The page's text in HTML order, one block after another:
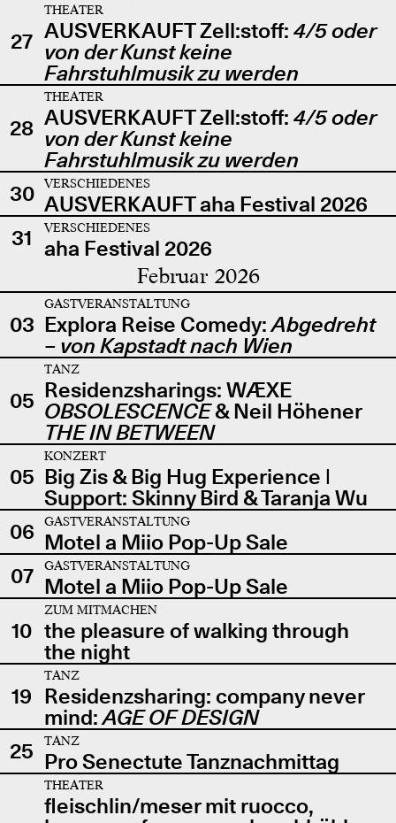
27
THEATER
AUSVERKAUFT Zell:stoff: 4/5 oder
von der Kunst keine
Fahrstuhlmusik zu werden
28
THEATER
AUSVERKAUFT Zell:stoff: 4/5 oder
von der Kunst keine
Fahrstuhlmusik zu werden
30
VERSCHIEDENES
AUSVERKAUFT aha Festival 2026
31
VERSCHIEDENES
aha Festival 2026
Februar 2026
03
GASTVERANSTALTUNG
Explora Reise Comedy:Abgedreht
– von Kapstadt nach Wien
05
TANZ
Residenzsharings: WÆXE
OBSOLESCENCE& Neil Höhener
THE IN BETWEEN
05
KONZERT
Big Zis & Big Hug Experience |
Support: Skinny Bird & Taranja Wu
06
GASTVERANSTALTUNG
Motel a Miio Pop-Up Sale
07
GASTVERANSTALTUNG
Motel a Miio Pop-Up Sale
10
ZUM MITMACHEN
the pleasure of walking through
the night
19
TANZ
Residenzsharing: company never
mind:AGE OF DESIGN
25
TANZ
Pro Senectute Tanznachmittag
THEATER
fleischlin/meser mit ruocco,